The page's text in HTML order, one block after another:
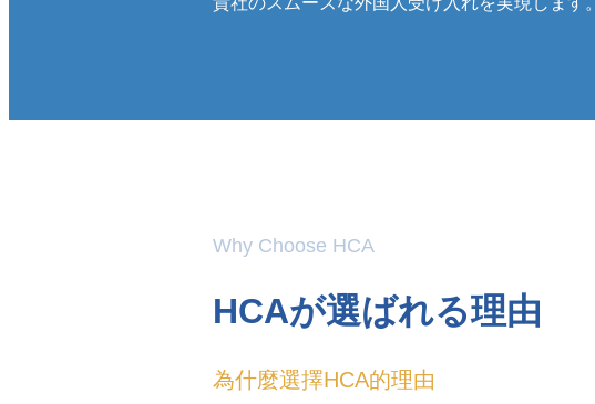
Why Choose HCA
HCAが選ばれる理由
為什麼選擇HCA的理由